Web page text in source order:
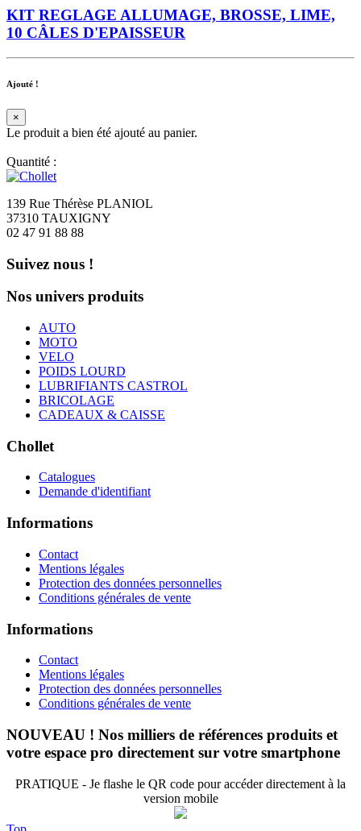
KIT REGLAGE ALLUMAGE, BROSSE, LIME,
10 CÂLES D'EPAISSEUR
Ajouté !
×
Le produit a bien été ajouté au panier.
Quantité :
139 Rue Thérèse PLANIOL
37310 TAUXIGNY
02 47 91 88 88
Suivez nous !
Nos univers produits
AUTO
MOTO
VELO
POIDS LOURD
LUBRIFIANTS CASTROL
BRICOLAGE
CADEAUX & CAISSE
Chollet
Catalogues
Demande d'identifiant
Informations
Contact
Mentions légales
Protection des données personnelles
Conditions générales de vente
Informations
Contact
Mentions légales
Protection des données personnelles
Conditions générales de vente
NOUVEAU ! Nos milliers de références produits et
votre espace pro directement sur votre smartphone
PRATIQUE - Je flashe le QR code pour accéder directement à la
version mobile